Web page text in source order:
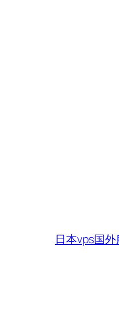
日本vps国